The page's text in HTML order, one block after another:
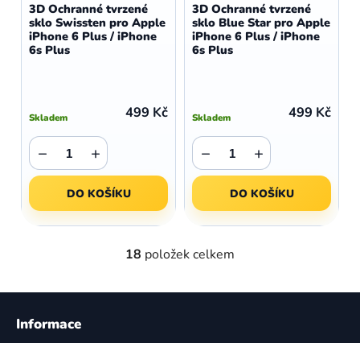
3D Ochranné tvrzené
sklo Swissten pro Apple
iPhone 6 Plus / iPhone
6s Plus
Skladem 499 Kč
+
−
DO KOŠÍKU
3D Ochranné tvrzené
sklo Blue Star pro Apple
iPhone 6 Plus / iPhone
6s Plus
Skladem 499 Kč
+
−
DO KOŠÍKU
O
l
18 položek celkem
Z
Informace